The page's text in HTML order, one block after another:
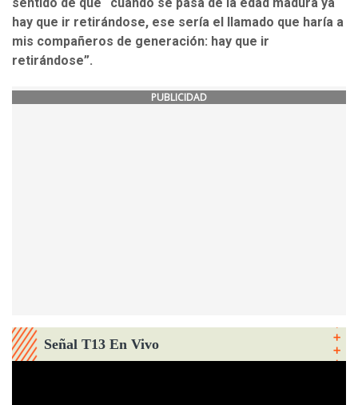
sentido de que “cuando se pasa de la edad madura ya
hay que ir retirándose, ese sería el llamado que haría a
mis compañeros de generación: hay que ir
retirándose”.
PUBLICIDAD
Señal T13 En Vivo